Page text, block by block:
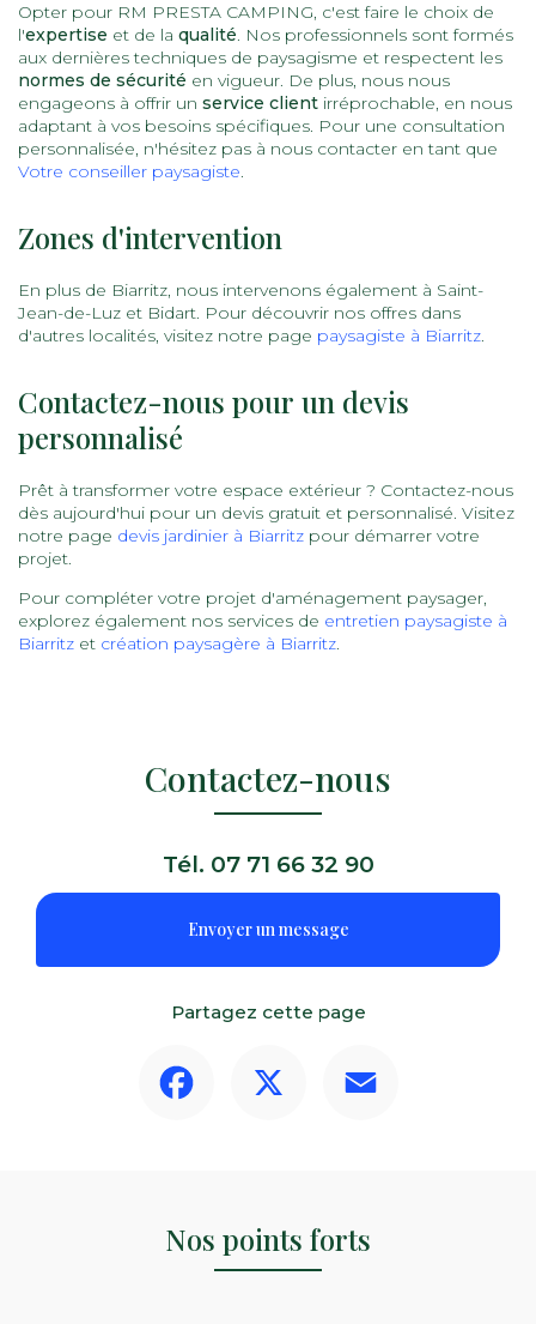
Opter pour RM PRESTA CAMPING, c'est faire le choix de
l'expertise et de la qualité. Nos professionnels sont formés
aux dernières techniques de paysagisme et respectent les
normes de sécurité en vigueur. De plus, nous nous
engageons à offrir un service client irréprochable, en nous
adaptant à vos besoins spécifiques. Pour une consultation
personnalisée, n'hésitez pas à nous contacter en tant que
Votre conseiller paysagiste.
Zones d'intervention
En plus de Biarritz, nous intervenons également à Saint-
Jean-de-Luz et Bidart. Pour découvrir nos offres dans
d'autres localités, visitez notre page paysagiste à Biarritz.
Contactez-nous pour un devis
personnalisé
Prêt à transformer votre espace extérieur ? Contactez-nous
dès aujourd'hui pour un devis gratuit et personnalisé. Visitez
notre page devis jardinier à Biarritz pour démarrer votre
projet.
Pour compléter votre projet d'aménagement paysager,
explorez également nos services de entretien paysagiste à
Biarritz et création paysagère à Biarritz.
Contactez-nous
Tél. 07 71 66 32 90
Envoyer un message
Partagez cette page
Nos points forts